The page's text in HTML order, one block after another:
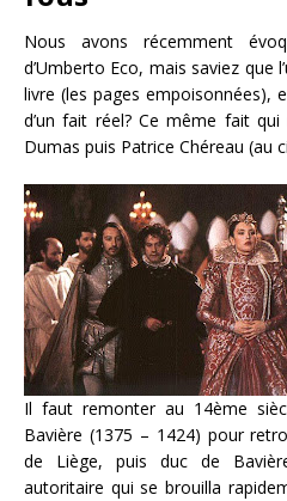
Nous avons récemment
d’Umberto Eco, mais saviez que
livre (les pages empoisonnées),
d’un fait réel? Ce même fait
Dumas puis Patrice Chéreau (au
Il faut remonter au 14ème
Bavière (1375 – 1424) pour
de Liège, puis duc de
autoritaire qui se brouilla